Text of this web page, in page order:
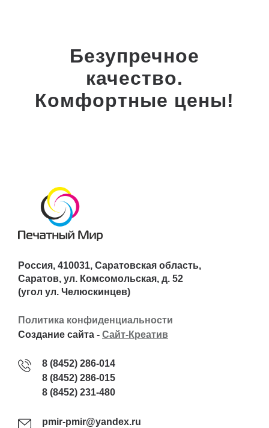
Безупречное
качество.
Комфортные цены!
Россия, 410031, Саратовская область,
Саратов, ул. Комсомольская, д. 52
(угол ул. Челюскинцев)
Политика конфиденциальности
Создание сайта - Сайт-Креатив
8 (8452) 286-014
8 (8452) 286-015
8 (8452) 231-480
pmir-pmir@yandex.ru